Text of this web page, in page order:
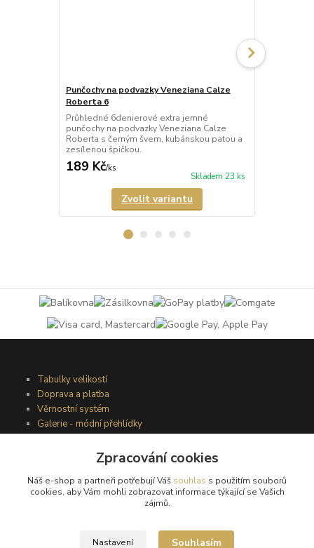
Punčochy na podvazky Veneziana Calze
Roberta 6
Průhledné 6denierové extra jemné
punčochy na podvazky Veneziana Calze
Roberta s černým švem, kubánskou patou a
zesílenou špičkou.
189 Kč/ks
Skladem 23 ks
Zvolit variantu
Tabulky velikostí
Doprava a platba
Věrnostní systém
Galerie - módní přehlídky
Obchodní podmínky
Zpracování cookies
Náš e-shop a partneři potřebují Váš souhlas s použitím souborů
cookies, aby Vám mohli zobrazovat informace týkající se Vašich
zájmů.
Nastavení Souhlasím